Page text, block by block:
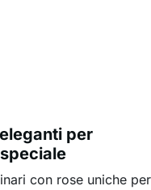
per
con rose uniche per